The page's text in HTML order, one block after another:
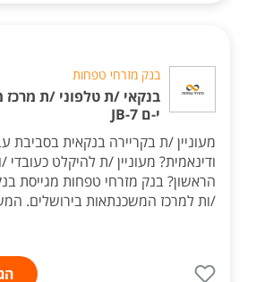
בנק מזרחי טפחות
בנקאי /ת טלפוני /ת
י-ם JB-7
מעוניין /ת בקריירה בנקאית בסביבת
ודינאמית? מעוניין /ת להיקלט כעובדי
הראשון? בנק מזרחי טפחות מגייסת
/ות למרכז המשכנתאות בירושלים.